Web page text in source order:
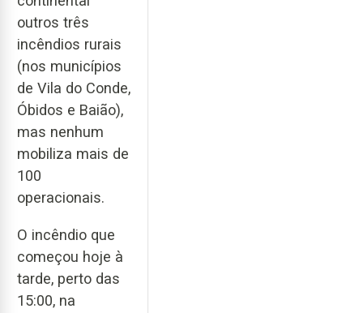
outros três
incêndios rurais
(nos municípios
de Vila do Conde,
Óbidos e Baião),
mas nenhum
mobiliza mais de
100
operacionais.
O incêndio que
começou hoje à
tarde, perto das
15:00, na